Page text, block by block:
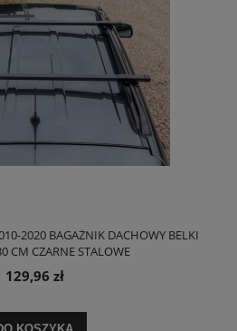
2020 BAGAŻNIK DACHOWY BELKI
CM CZARNE STALOWE
129,96 zł